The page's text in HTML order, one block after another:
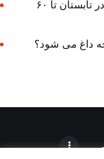
چرا کابین خودرو در تابستان تا ۶۰